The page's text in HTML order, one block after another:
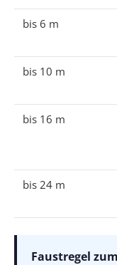
bis 6 m
bis 10 m
bis 16 m
bis 24 m
Faustregel